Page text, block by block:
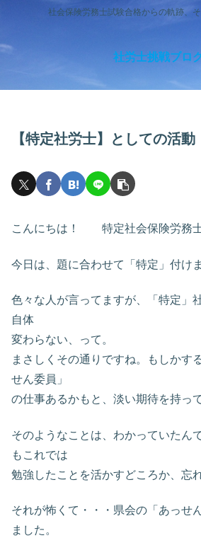
社会保険労務士試験合格からの軌跡、そ
社労士挑戦ブロ
【特定社労士】としての活動
こんにちは！ 特定社会保険労務士
今日は、題に合わせて「特定」付け
色々な人が言ってますが、「特定」
自体
変わらない、って。
まさしくその通りですね。もしかす
せん委員」
の仕事あるかもと、淡い期待を持っ
そのようなことは、わかっていたん
もこれでは
勉強したことを活かすどころか、忘
それが怖くて・・・県会の「あっせ
ました。